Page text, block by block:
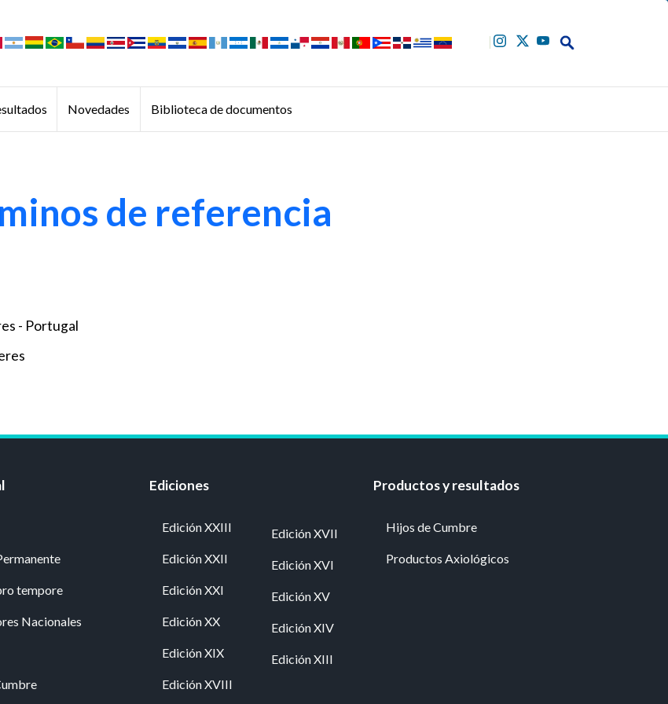
Novedades Biblioteca de documentos
de referencia
- Portugal
tempore
Nacionales
Ediciones
Edición XXIII
Edición XXII
Edición XXI
Edición XX
Edición XIX
Edición XVIII
Edición XVII
Edición XVI
Edición XV
Edición XIV
Edición XIII
Productos y resultados
Hijos de Cumbre
Productos Axiológicos